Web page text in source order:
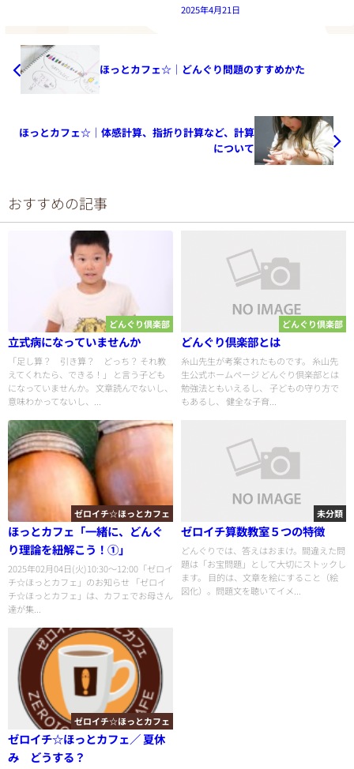
2025年4月21日
ほっとカフェ☆｜どんぐり問題のすすめかた
ほっとカフェ☆｜体感計算、指折り計算など、計算
について
おすすめの記事
どんぐり倶楽部
立式病になっていませんか
「足し算？ 引き算？ どっち？ それ教
えてくれたら、できる！」 と言う子ども
になっていませんか。 文章読んでないし、
意味わかってないし、...
どんぐり倶楽部
どんぐり倶楽部とは
糸山先生が考案されたものです。 糸山先
生公式ホームページ どんぐり倶楽部とは
勉強法ともいえるし、 子どもの守り方で
もあるし、 健全な子育...
ゼロイチ☆ほっとカフェ
ほっとカフェ「一緒に、どんぐ
り理論を紐解こう！①」
2025年02月04日(火)10:30〜12:00「ゼロイ
チ☆ほっとカフェ」のお知らせ 「ゼロイ
チ☆ほっとカフェ」は、カフェでお母さん
達が集...
未分類
ゼロイチ算数教室５つの特徴
どんぐりでは、答えはおまけ。間違えた問
題は「お宝問題」として大切にストックし
ます。 目的は、文章を絵にすること（絵
図化）。問題文を聴いてイメ...
ゼロイチ☆ほっとカフェ
ゼロイチ☆ほっとカフェ／ 夏休
み どうする？